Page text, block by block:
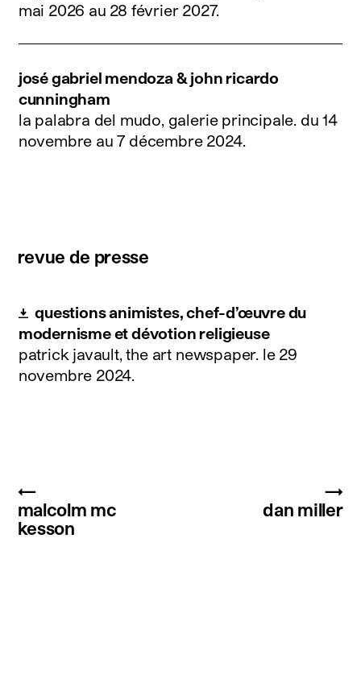
mai 2026 au 28 février 2027.
josé gabriel mendoza & john ricardo
cunningham
la palabra del mudo, galerie principale. du 14
novembre au 7 décembre 2024.
revue de presse
questions animistes, chef-d’œuvre du
modernisme et dévotion religieuse
patrick javault, the art newspaper. le 29
novembre 2024.
←
malcolm mc
kesson
→
dan miller